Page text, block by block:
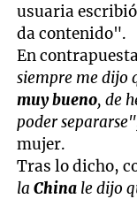
usuaria
da contenido".
En
siempre me dijo
muy bueno, de
poder
mujer.
Tras lo dicho,
laChina le dijo